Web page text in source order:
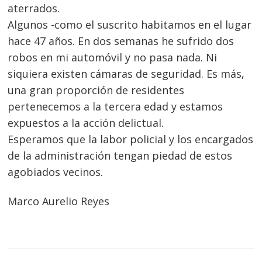
aterrados.
Algunos -como el suscrito habitamos en el lugar
hace 47 años. En dos semanas he sufrido dos
robos en mi automóvil y no pasa nada. Ni
siquiera existen cámaras de seguridad. Es más,
una gran proporción de residentes
pertenecemos a la tercera edad y estamos
expuestos a la acción delictual.
Esperamos que la labor policial y los encargados
de la administración tengan piedad de estos
agobiados vecinos.
Marco Aurelio Reyes
Navegación
de
entradas